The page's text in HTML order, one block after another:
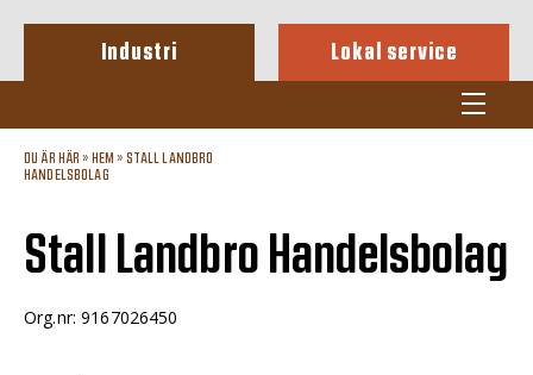
Industri Lokal service
DU ÄR HÄR » HEM » STALL LANDBRO
HANDELSBOLAG
Stall Landbro Handelsbolag
Org.nr: 9167026450